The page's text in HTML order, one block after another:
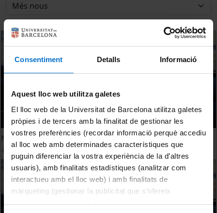
Consentiment Detalls Informació
Aquest lloc web utilitza galetes
El lloc web de la Universitat de Barcelona utilitza galetes
pròpies i de tercers amb la finalitat de gestionar les
vostres preferències (recordar informació perquè accediu
al lloc web amb determinades característiques que
puguin diferenciar la vostra experiència de la d’altres
usuaris), amb finalitats estadístiques (analitzar com
interactueu amb el lloc web) i amb finalitats de
màrqueting (gestionar la publicitat que s’ofereix
adequant-la en funció dels vostres hàbits de navegació).
Nueva aplicación que detecta la somnolencia al volante
4 juliol, 2013